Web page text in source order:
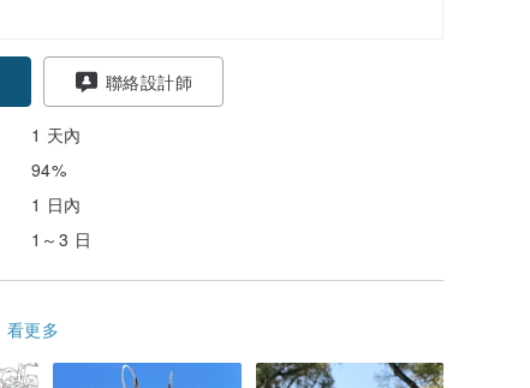
聯絡設計師
1 天內
94%
1 日內
1～3 日
看更多